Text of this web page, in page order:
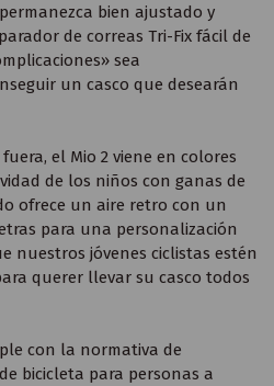
bien ajustado y
de correas Tri-Fix fácil de
sea
un casco que desearán
fuera, el Mio 2 viene en colores
de los niños con ganas de
ofrece un aire retro con un
para una personalización
nuestros jóvenes ciclistas estén
querer llevar su casco todos
con la normativa de
bicicleta para personas a